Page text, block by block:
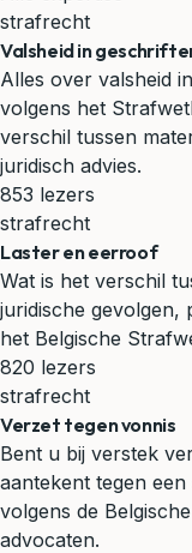
strafrecht
Valsheid in
Alles over valsheid
volgens het
verschil tussen
juridisch advies.
853 lezers
strafrecht
Laster en eerroof
Wat is het verschil
juridische gevolgen,
het Belgische
820 lezers
strafrecht
Verzet tegen vonnis
Bent u bij verstek
aantekent tegen
volgens de
advocaten.